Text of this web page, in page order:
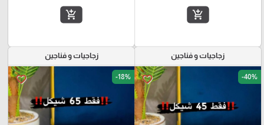
add_shopping_cart
add_shopping_cart
زجاجيات و فناجين
favorite_border -40%
زجاجيات و فناجين
favorite_border -18%